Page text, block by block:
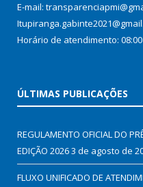
E-mail:
Horário de atendimento: 08:00
ÚLTIMAS PUBLICAÇÕES
REGULAMENTO OFICIAL DO
EDIÇÃO 20263 de agosto de
FLUXO UNIFICADO DE